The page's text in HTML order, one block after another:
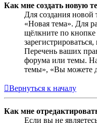
Как мне создать новую
Для создания
«Новая тема». Для
щёлкните по
Перечень ваших
форума или темы.
темы», «Вы можете
Вернуться к началу
Как мне
Если вы не